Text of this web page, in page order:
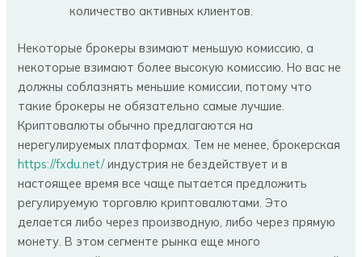
количество активных клиентов.
Некоторые брокеры взимают меньшую комиссию, а
некоторые взимают более высокую комиссию. Но вас не
должны соблазнять меньшие комиссии, потому что
такие брокеры не обязательно самые лучшие.
Криптовалюты обычно предлагаются на
нерегулируемых платформах. Тем не менее, брокерская
https://fxdu.net/индустрия не бездействует и в
настоящее время все чаще пытается предложить
регулируемую торговлю криптовалютами. Это
делается либо через производную, либо через прямую
монету. В этом сегменте рынка еще много